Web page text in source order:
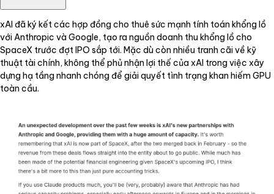
xAI đã ký kết các hợp đồng cho thuê sức mạnh tính toán khổng lồ
với Anthropic và Google, tạo ra nguồn doanh thu khổng lồ cho
SpaceX trước đợt IPO sắp tới. Mặc dù còn nhiều tranh cãi về kỹ
thuật tài chính, không thể phủ nhận lợi thế của xAI trong việc xây
dựng hạ tầng nhanh chóng để giải quyết tình trạng khan hiếm GPU
toàn cầu.